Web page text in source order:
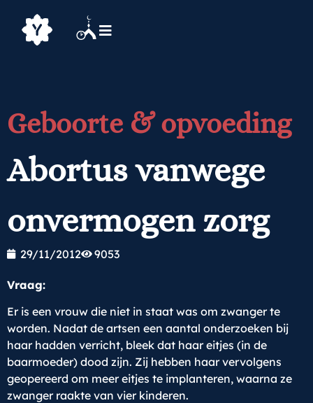
Geboorte & opvoeding
Abortus vanwege
onvermogen zorg
29/11/2012 9053
Vraag:
Er is een vrouw die niet in staat was om zwanger te
worden. Nadat de artsen een aantal onderzoeken bij
haar hadden verricht, bleek dat haar eitjes (in de
baarmoeder) dood zijn. Zij hebben haar vervolgens
geopereerd om meer eitjes te implanteren, waarna ze
zwanger raakte van vier kinderen.